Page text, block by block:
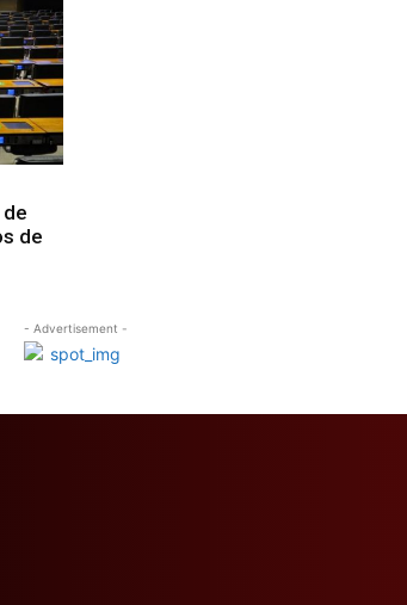
de
- Advertisement -